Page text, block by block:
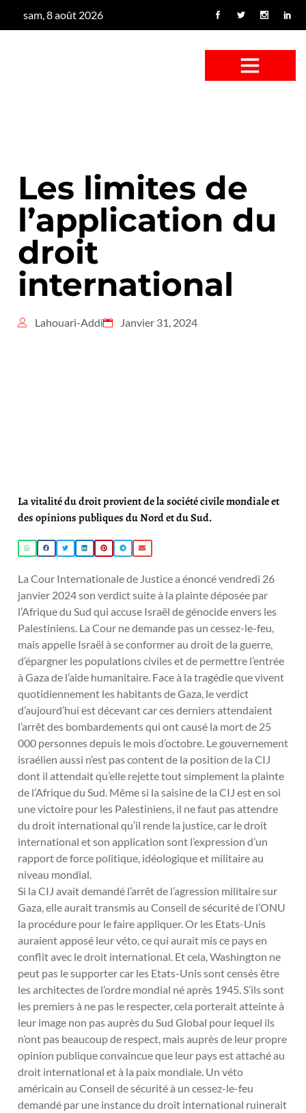
sam, 8 août 2026
Les limites de
l’application du
droit
international
Lahouari-Addi Janvier 31, 2024
La vitalité du droit provient de la société civile mondiale et
des opinions publiques du Nord et du Sud.
La Cour Internationale de Justice a énoncé vendredi 26
janvier 2024 son verdict suite à la plainte déposée par
l’Afrique du Sud qui accuse Israël de génocide envers les
Palestiniens. La Cour ne demande pas un cessez-le-feu,
mais appelle Israël à se conformer au droit de la guerre,
d’épargner les populations civiles et de permettre l’entrée
à Gaza de l’aide humanitaire. Face à la tragédie que vivent
quotidiennement les habitants de Gaza, le verdict
d’aujourd’hui est décevant car ces derniers attendaient
l’arrêt des bombardements qui ont causé la mort de 25
000 personnes depuis le mois d’octobre. Le gouvernement
israélien aussi n’est pas content de la position de la CIJ
dont il attendait qu’elle rejette tout simplement la plainte
de l’Afrique du Sud. Même si la saisine de la CIJ est en soi
une victoire pour les Palestiniens, il ne faut pas attendre
du droit international qu’il rende la justice, car le droit
international et son application sont l’expression d’un
rapport de force politique, idéologique et militaire au
niveau mondial.
Si la CIJ avait demandé l’arrêt de l’agression militaire sur
Gaza, elle aurait transmis au Conseil de sécurité de l’ONU
la procédure pour le faire appliquer. Or les Etats-Unis
auraient apposé leur véto, ce qui aurait mis ce pays en
conflit avec le droit international. Et cela, Washington ne
peut pas le supporter car les Etats-Unis sont censés être
les architectes de l’ordre mondial né après 1945. S’ils sont
les premiers à ne pas le respecter, cela porterait atteinte à
leur image non pas auprès du Sud Global pour lequel ils
n’ont pas beaucoup de respect, mais auprès de leur propre
opinion publique convaincue que leur pays est attaché au
droit international et à la paix mondiale. Un véto
américain au Conseil de sécurité à un cessez-le-feu
demandé par une instance du droit international ruinerait